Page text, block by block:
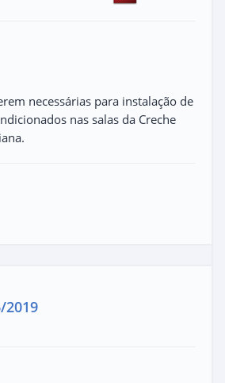
necessárias para instalação de
nas salas da Creche
2019